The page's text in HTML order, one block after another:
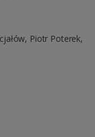
Piotr Poterek,